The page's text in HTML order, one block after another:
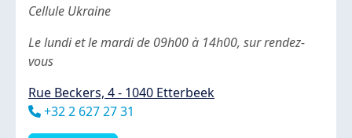
Body
Cellule Ukraine
Le lundi et le mardi de 09h00 à 14h00, sur rendez-
vous
Rue Beckers, 4 - 1040 Etterbeek
Téléphone
+32 2 627 27 31